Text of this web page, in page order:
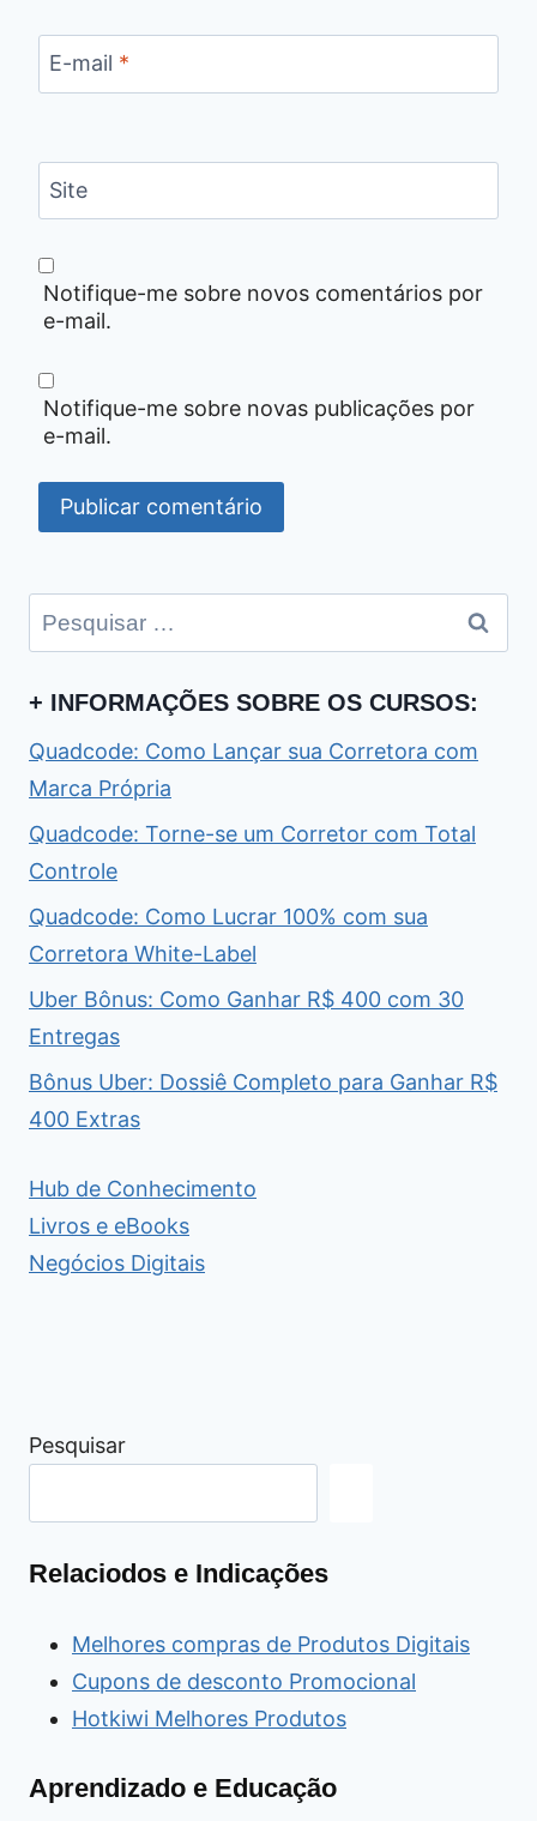
E-mail *
Site
Notifique-me sobre novos comentários por
e-mail.
Notifique-me sobre novas publicações por
e-mail.
Pesquisar
por:
+ INFORMAÇÕES SOBRE OS CURSOS:
Quadcode: Como Lançar sua Corretora com
Marca Própria
Quadcode: Torne-se um Corretor com Total
Controle
Quadcode: Como Lucrar 100% com sua
Corretora White-Label
Uber Bônus: Como Ganhar R$ 400 com 30
Entregas
Bônus Uber: Dossiê Completo para Ganhar R$
400 Extras
Hub de Conhecimento
Livros e eBooks
Negócios Digitais
Pesquisar
Relaciodos e Indicações
Melhores compras de Produtos Digitais
Cupons de desconto Promocional
Hotkiwi Melhores Produtos
Aprendizado e Educação